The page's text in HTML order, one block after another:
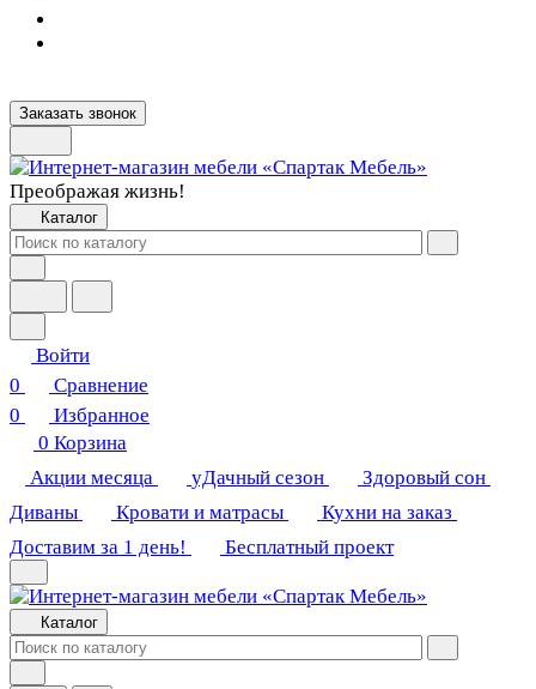
Заказать звонок
Преображая жизнь!
Каталог
Войти
0
Сравнение
0
Избранное
0 Корзина
Акции месяца
уДачный сезон
Здоровый сон
Диваны
Кровати и матрасы
Кухни на заказ
Доставим за 1 день!
Бесплатный проект
Каталог